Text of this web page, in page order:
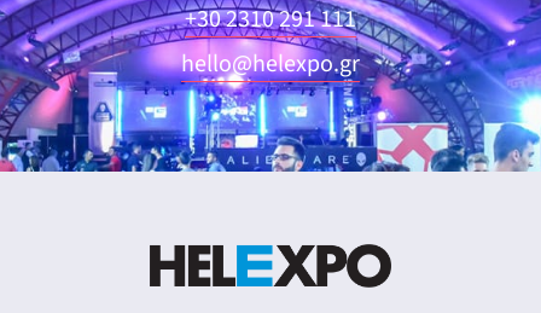
+30 2310 291 111
hello@helexpo.gr